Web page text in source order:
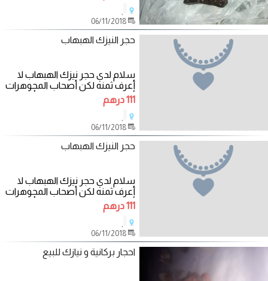
,
حجر النيزك الهبهاب
سلام لدي حجر نيزك الهبهاب لا
أعرف ثمنه لكن أصحاب المجوهرات
111 درهم
,
حجر النيزك الهبهاب
سلام لدي حجر نيزك الهبهاب لا
أعرف ثمنه لكن أصحاب المجوهرات
111 درهم
,
احجار بركانية و نيازك للبيع